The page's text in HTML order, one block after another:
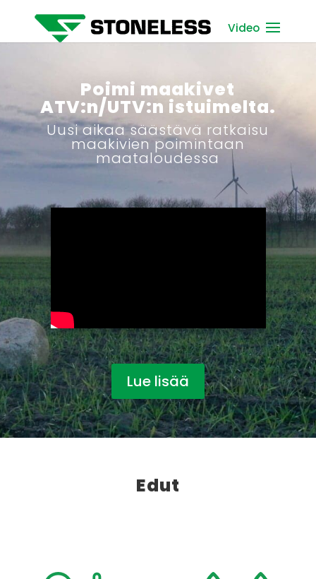
Video
Poimi maakivet
ATV:n/UTV:n istuimelta.
Uusi aikaa säästävä ratkaisu
maakivien poimintaan
maataloudessa
Lue lisää
Edut